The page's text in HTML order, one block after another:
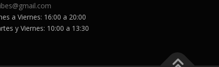
a Viernes: 16:00 a 20:00
y Viernes: 10:00 a 13:30